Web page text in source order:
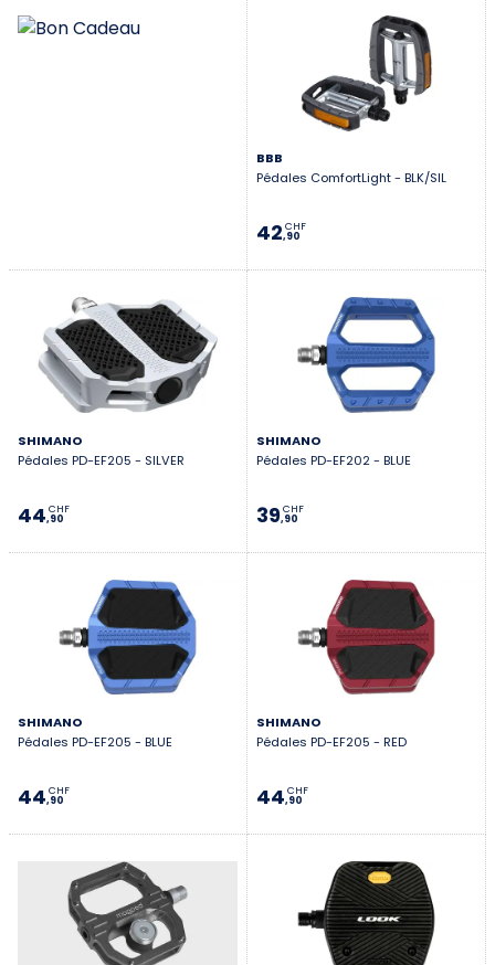
BBB
Pédales ComfortLight - BLK/SIL
42,90
CHF
SHIMANO
Pédales PD-EF205 - SILVER
44,90
CHF
SHIMANO
Pédales PD-EF202 - BLUE
39,90
CHF
SHIMANO
Pédales PD-EF205 - BLUE
44,90
CHF
SHIMANO
Pédales PD-EF205 - RED
44,90
CHF